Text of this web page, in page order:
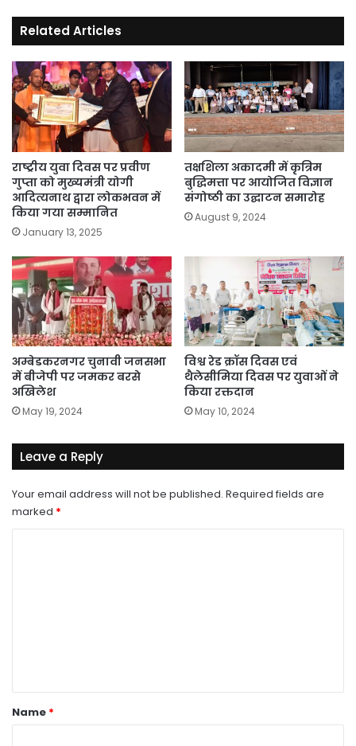
पूरे
परिवार
का
भरपूर
मनोरंजन
करने
वाली
फिल्म
के
Digital
Premiere
की
घोषणा
की
Related Articles
राष्ट्रीय युवा दिवस पर प्रवीण
गुप्ता को मुख्यमंत्री योगी
आदित्यनाथ द्वारा लोकभवन में
किया गया सम्मानित
January 13, 2025
तक्षशिला अकादमी में कृत्रिम
बुद्धिमत्ता पर आयोजित विज्ञान
संगोष्ठी का उद्घाटन समारोह
August 9, 2024
अम्बेडकरनगर चुनावी जनसभा
में बीजेपी पर जमकर बरसे
अखिलेश
May 19, 2024
विश्व रेड क्रॉस दिवस एवं
थैलेसीमिया दिवस पर युवाओं ने
किया रक्तदान
May 10, 2024
Leave a Reply
Your email address will not be published. Required fields are
marked *
*
Name *